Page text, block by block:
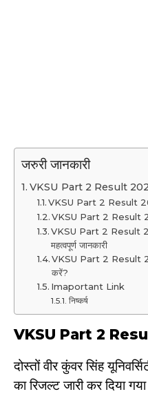
जरुरी जानकारी
VKSU Part 2 Result
VKSU Part 2 Result
VKSU Part 2 Result
VKSU Part 2 Result
महत्वपूर्ण जानकारी
VKSU Part 2 Result
करें?
Imaportant Link
निष्कर्ष
VKSU Part 2
दोस्तों वीर कुंवर सिंह
का रिजल्ट जारी कर दिया